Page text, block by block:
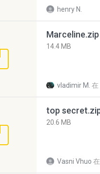
henry N.
Marceline.zip
14.4 MB
vladimir M. 在
top
20.6 MB
Vasni Vhuo 在